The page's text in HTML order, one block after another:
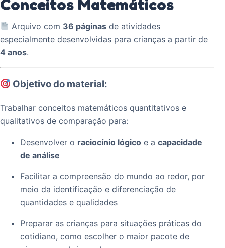
Conceitos Matemáticos
Arquivo com 36 páginas de atividades
especialmente desenvolvidas para crianças a partir de
4 anos.
Objetivo do material:
Trabalhar conceitos matemáticos quantitativos e
qualitativos de comparação para:
Desenvolver o raciocínio lógico e a capacidade
de análise
Facilitar a compreensão do mundo ao redor, por
meio da identificação e diferenciação de
quantidades e qualidades
Preparar as crianças para situações práticas do
cotidiano, como escolher o maior pacote de